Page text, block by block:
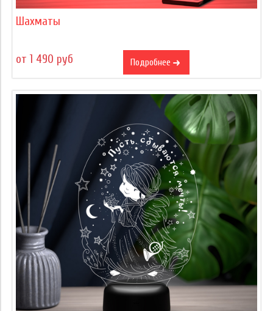
Шахматы
от 1 490 руб Подробнее